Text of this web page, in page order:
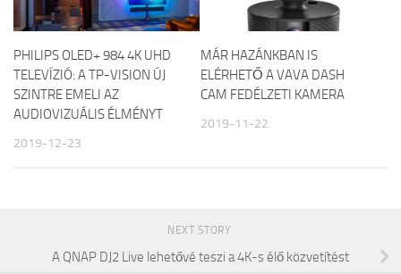
PHILIPS OLED+ 984 4K UHD
TELEVÍZIÓ: A TP-VISION ÚJ
SZINTRE EMELI AZ
AUDIOVIZUÁLIS ÉLMÉNYT
2019-12-23
MÁR HAZÁNKBAN IS
ELÉRHETŐ A VAVA DASH
CAM FEDÉLZETI KAMERA
2019-11-22
NEXT STORY
A QNAP DJ2 Live lehetővé teszi a 4K-s élő közvetítést